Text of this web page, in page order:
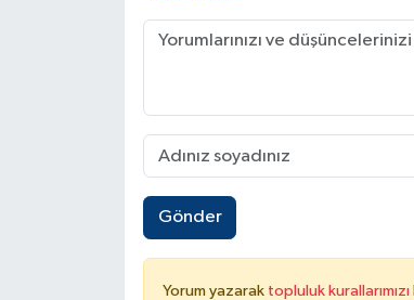
Gönder
Yorum yazarak topluluk kurallarımızı